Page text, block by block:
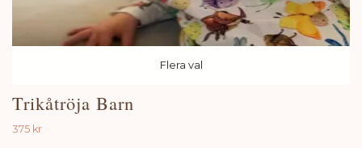
Flera val
Trikåtröja Barn
375 kr